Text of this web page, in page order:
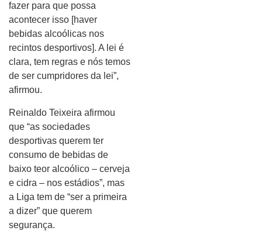
fazer para que possa
acontecer isso [haver
bebidas alcoólicas nos
recintos desportivos]. A lei é
clara, tem regras e nós temos
de ser cumpridores da lei”,
afirmou.
Reinaldo Teixeira afirmou
que “as sociedades
desportivas querem ter
consumo de bebidas de
baixo teor alcoólico – cerveja
e cidra – nos estádios”, mas
a Liga tem de “ser a primeira
a dizer” que querem
segurança.